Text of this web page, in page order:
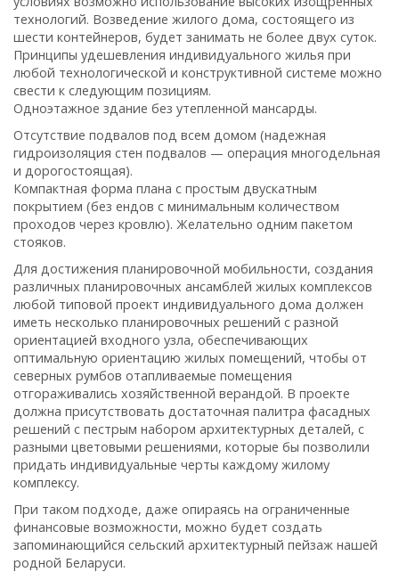
технологий. Возведение жилого дома, состоящего из
шести контейнеров, будет занимать не более двух суток.
Принципы удешевления индивидуального жилья при
любой технологической и конструктивной системе можно
свести к следующим позициям.
Одноэтажное здание без утепленной мансарды.
Отсутствие подвалов под всем домом (надежная
гидроизоляция стен подвалов — операция многодельная
и дорогостоящая).
Компактная форма плана с простым двускатным
покрытием (без ендов с минимальным количеством
проходов через кровлю). Желательно одним пакетом
стояков.
Для достижения планировочной мобильности, создания
различных планировочных ансамблей жилых комплексов
любой типовой проект индивидуального дома должен
иметь несколько планировочных решений с разной
ориентацией входного узла, обеспечивающих
оптимальную ориентацию жилых помещений, чтобы от
северных румбов отапливаемые помещения
отгораживались хозяйственной верандой. В проекте
должна присутствовать достаточная палитра фасадных
решений с пестрым набором архитектурных деталей, с
разными цветовыми решениями, которые бы позволили
придать индивидуальные черты каждому жилому
комплексу.
При таком подходе, даже опираясь на ограниченные
финансовые возможности, можно будет создать
запоминающийся сельский архитектурный пейзаж нашей
родной Беларуси.